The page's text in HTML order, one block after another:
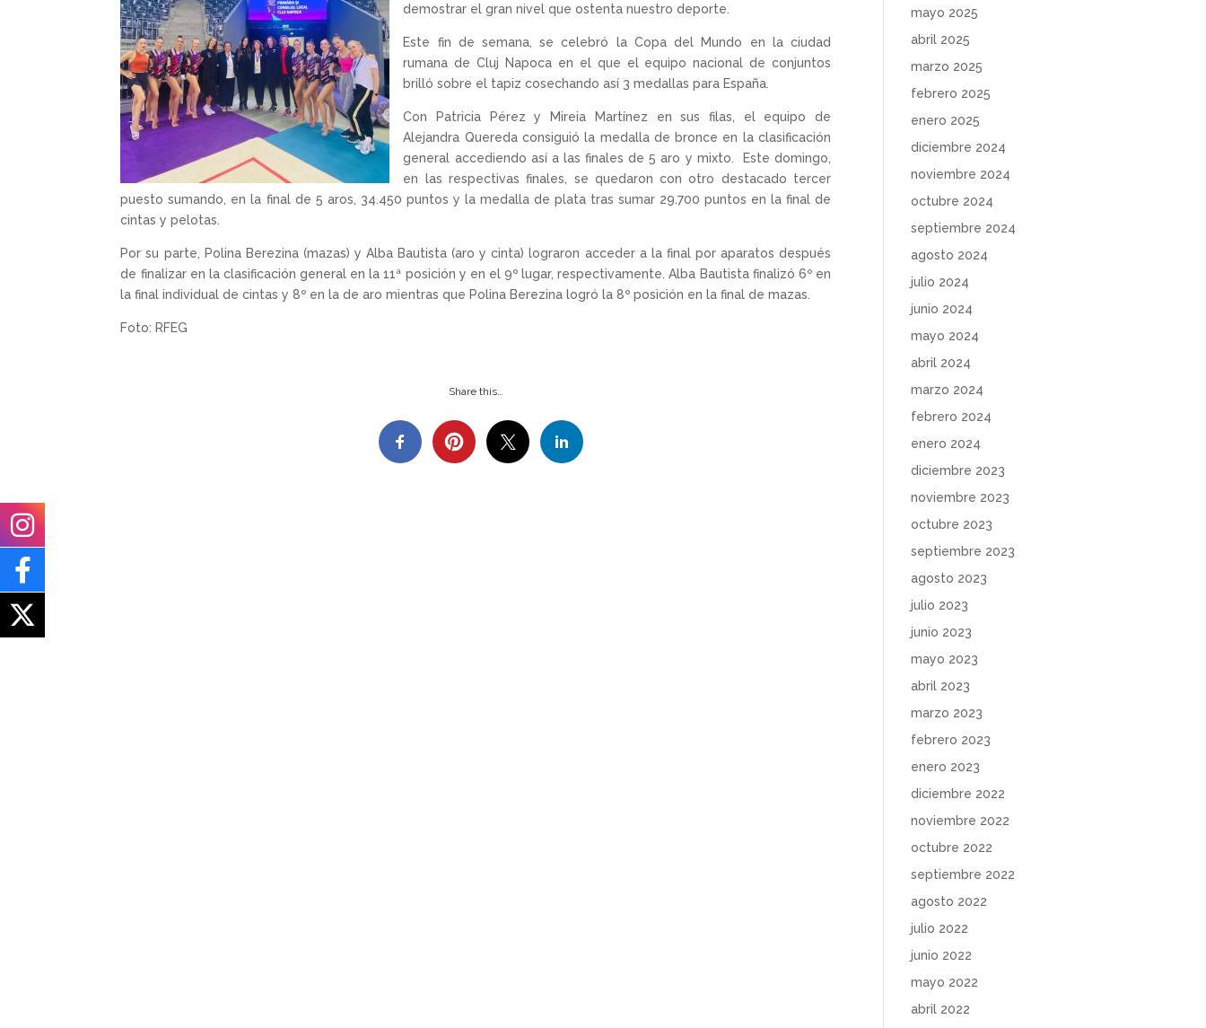
demostrar el gran nivel que ostenta nuestro deporte.
Este fin de semana, se celebró la Copa del Mundo en la ciudad
rumana de Cluj Napoca en el que el equipo nacional de conjuntos
brilló sobre el tapiz cosechando así 3 medallas para España.
Con Patricia Pérez y Mireia Martínez en sus filas, el equipo de
Alejandra Quereda consiguió la medalla de bronce en la clasificación
general accediendo así a las finales de 5 aro y mixto. Este domingo,
en las respectivas finales, se quedaron con otro destacado tercer
puesto sumando, en la final de 5 aros, 34.450 puntos y la medalla de plata tras sumar 29.700 puntos en la final de
cintas y pelotas.
Por su parte, Polina Berezina (mazas) y Alba Bautista (aro y cinta) lograron acceder a la final por aparatos después
de finalizar en la clasificación general en la 11ª posición y en el 9º lugar, respectivamente. Alba Bautista finalizó 6º en
la final individual de cintas y 8º en la de aro mientras que Polina Berezina logró la 8º posición en la final de mazas.
Foto: RFEG
Share this…
mayo 2025
abril 2025
marzo 2025
febrero 2025
enero 2025
diciembre 2024
noviembre 2024
octubre 2024
septiembre 2024
agosto 2024
julio 2024
junio 2024
mayo 2024
abril 2024
marzo 2024
febrero 2024
enero 2024
diciembre 2023
noviembre 2023
octubre 2023
septiembre 2023
agosto 2023
julio 2023
junio 2023
mayo 2023
abril 2023
marzo 2023
febrero 2023
enero 2023
diciembre 2022
noviembre 2022
octubre 2022
septiembre 2022
agosto 2022
julio 2022
junio 2022
mayo 2022
abril 2022